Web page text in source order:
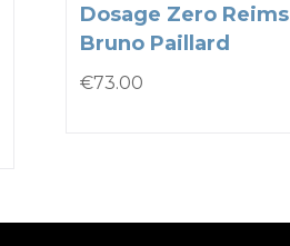
Dosage Zero Reims
Bruno Paillard
€73.00